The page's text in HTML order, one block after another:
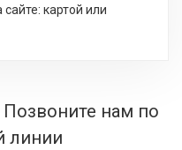
картой или
Позвоните нам по
линии